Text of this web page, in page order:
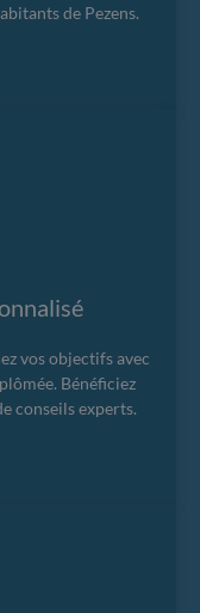
de Pezens.
vos objectifs avec
Bénéficiez
conseils experts.